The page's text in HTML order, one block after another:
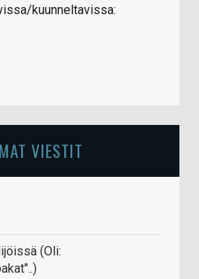
kuunneltavissa:
VIESTIT
(Oli: